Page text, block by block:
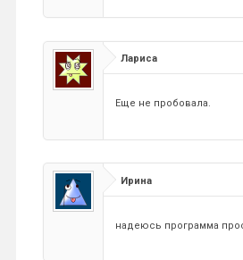
Лариса
Еще не пробовала.
Ирина
надеюсь программа